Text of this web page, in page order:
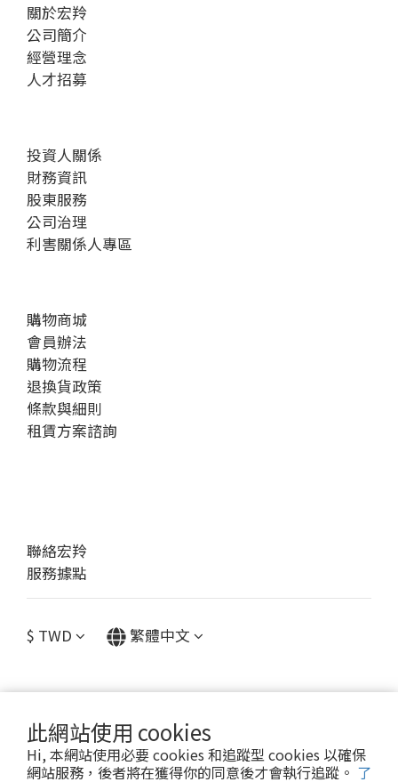
此網站使用 cookies
Hi, 本網站使用必要 cookies 和追蹤型 cookies 以確保
網站服務，後者將在獲得你的同意後才會執行追蹤。 了
關於宏羚
公司簡介
經營理念
人才招募
投資人關係
財務資訊
股東服務
公司治理
利害關係人專區
購物商城
會員辦法
購物流程
退換貨政策
條款與細則
租賃方案諮詢
聯絡宏羚
服務據點
$ TWD 繁體中文
提醒您，我們不會以電話或簡訊方式通知變更付款方式。